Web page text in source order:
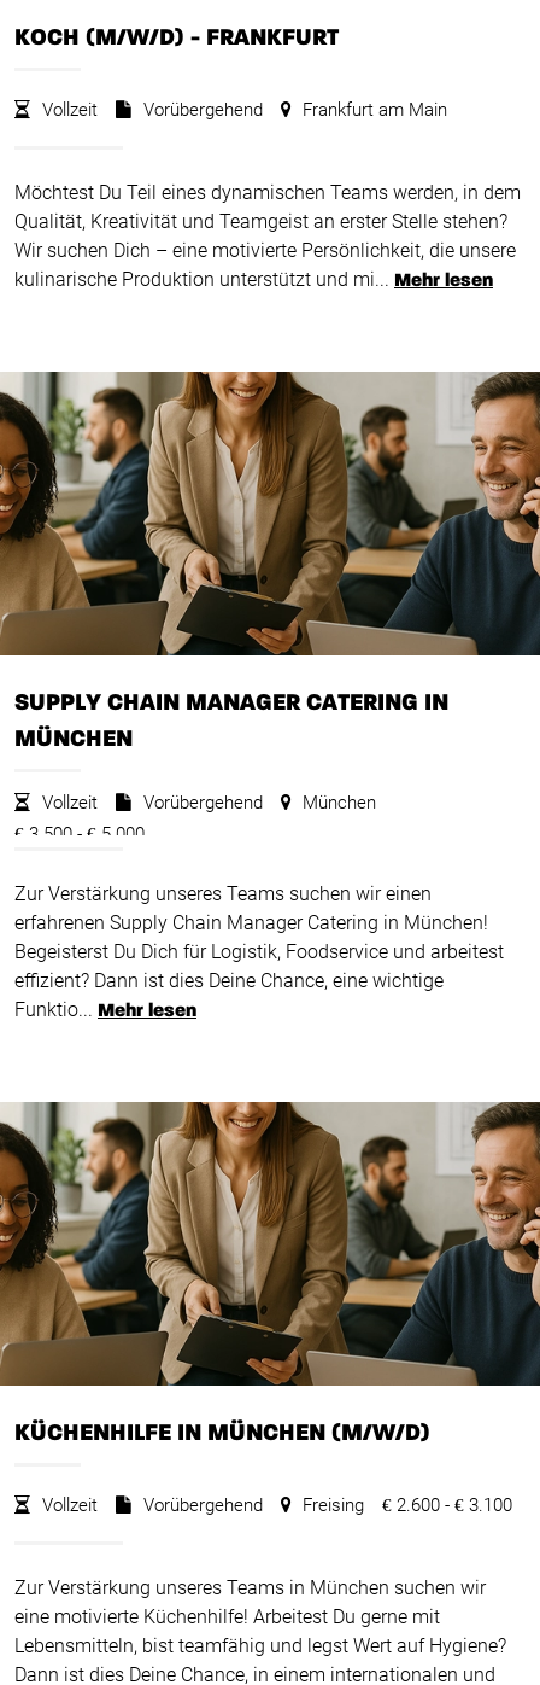
KOCH (M/W/D) - FRANKFURT
Vollzeit Vorübergehend Frankfurt am Main
Möchtest Du Teil eines dynamischen Teams werden, in dem
Qualität, Kreativität und Teamgeist an erster Stelle stehen?
Wir suchen Dich – eine motivierte Persönlichkeit, die unsere
kulinarische Produktion unterstützt und mi... Mehr lesen
SUPPLY CHAIN MANAGER CATERING IN
MÜNCHEN
Vollzeit Vorübergehend München
€ 3.500 - € 5.000
Zur Verstärkung unseres Teams suchen wir einen
erfahrenen Supply Chain Manager Catering in München!
Begeisterst Du Dich für Logistik, Foodservice und arbeitest
effizient? Dann ist dies Deine Chance, eine wichtige
Funktio... Mehr lesen
KÜCHENHILFE IN MÜNCHEN (M/W/D)
Vollzeit Vorübergehend Freising € 2.600 - € 3.100
Zur Verstärkung unseres Teams in München suchen wir
eine motivierte Küchenhilfe! Arbeitest Du gerne mit
Lebensmitteln, bist teamfähig und legst Wert auf Hygiene?
Dann ist dies Deine Chance, in einem internationalen und